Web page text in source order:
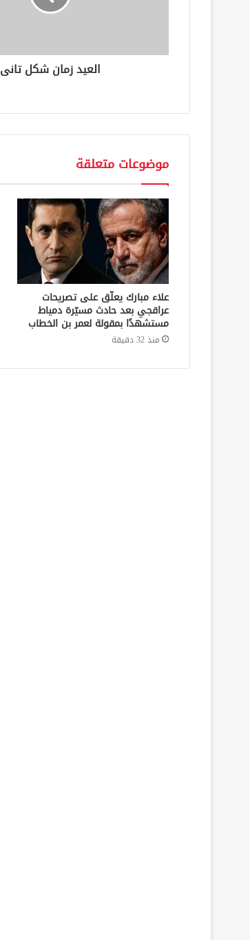
ن
العيد زمان شكل تانى
موضوعات متعلقة
علاء مبارك يعلّق على تصريحات
عراقجي بعد حادث مسيّرة دمياط
مستشهدًا بمقولة لعمر بن الخطاب
منذ 32 دقيقة